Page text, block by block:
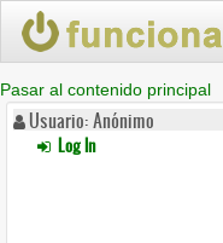
Pasar al contenido principal
Usuario: Anónimo
Log In